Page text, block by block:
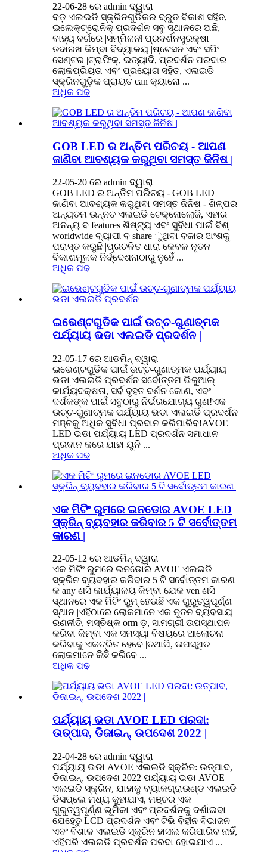
22-06-28 ରେ admin ଦ୍ୱାରା
ବଡ଼ ଏଲଇଡି ସ୍କ୍ରିନଗୁଡିକର ଦ୍ରୁତ ବିକାଶ ସହିତ,
ଇଲେକ୍ଟ୍ରୋନିକ୍ ପ୍ରଦର୍ଶନ ସବୁ ସ୍ଥାନରେ ଅଛି,
ବାହ୍ୟ ବର୍ଗରେ |ସମ୍ମିଳନୀ ପ୍ରଦର୍ଶନସୁରକ୍ଷା
ତଦାରଖ କିମ୍ବା ବିଦ୍ୟାଳୟ |ଷ୍ଟେସନ ଏବଂ ସପିଂ
ସେଣ୍ଟର |ଟ୍ରାଫିକ୍, ଇତ୍ୟାଦି, ପ୍ରଦର୍ଶନ ପରଦାର
ଲୋକପ୍ରିୟତା ଏବଂ ପ୍ରୟୋଗ ସହିତ, ଏଲଇଡି
ସ୍କ୍ରିନଗୁଡ଼ିକ ପ୍ରାୟତ can କ୍ୟାନୋ ...
ଅଧିକ ପଢ
GOB LED ର ଅନ୍ତିମ ପରିଚୟ - ଆପଣ
ଜାଣିବା ଆବଶ୍ୟକ କରୁଥିବା ସମସ୍ତ ଜିନିଷ |
22-05-20 ରେ admin ଦ୍ୱାରା
GOB LED ର ଅନ୍ତିମ ପରିଚୟ - GOB LED
ଜାଣିବା ଆବଶ୍ୟକ କରୁଥିବା ସମସ୍ତ ଜିନିଷ - ଶିଳ୍ପର
ଅନ୍ୟତମ ଉନ୍ନତ ଏଲଇଡି ଟେକ୍ନୋଲୋଜି, ଏହାର
ଅନନ୍ୟ ବ features ଶିଷ୍ଟ୍ୟ ଏବଂ ସୁବିଧା ପାଇଁ ବିଶ୍
worldwide ବ୍ୟାପୀ ବ share ୁଥିବା ବଜାର ଅଂଶକୁ
ପରାସ୍ତ କରୁଛି |ପ୍ରଚଳିତ ଧାରା କେବଳ ନୂତନ
ବିକାଶମୂଳକ ନିର୍ଦ୍ଦେଶନାଠାରୁ ନୁହେଁ ...
ଅଧିକ ପଢ
ଇଭେଣ୍ଟଗୁଡିକ ପାଇଁ ଉଚ୍ଚ-ଗୁଣାତ୍ମକ
ପର୍ଯ୍ୟାୟ ଭଡା ଏଲଇଡି ପ୍ରଦର୍ଶନ |
22-05-17 ରେ ଆଡମିନ୍ ଦ୍ୱାରା |
ଇଭେଣ୍ଟଗୁଡିକ ପାଇଁ ଉଚ୍ଚ-ଗୁଣାତ୍ମକ ପର୍ଯ୍ୟାୟ
ଭଡା ଏଲଇଡି ପ୍ରଦର୍ଶନ ସର୍ବୋତ୍ତମ ଭିଜୁଆଲ୍
କାର୍ଯ୍ୟଦକ୍ଷତା, ସର୍ବ ବୃହତ ଦର୍ଶନ କୋଣ, ଏବଂ
ଦର୍ଶକଙ୍କ ପାଇଁ ସବୁଠାରୁ ନିର୍ଭରଯୋଗ୍ୟ ଗୁଣ!ଏକ
ଉଚ୍ଚ-ଗୁଣାତ୍ମକ ପର୍ଯ୍ୟାୟ ଭଡା ଏଲଇଡି ପ୍ରଦର୍ଶନ
ମଞ୍ଚକୁ ଅଧିକ ସୁବିଧା ପ୍ରଦାନ କରିପାରିବ!AVOE
LED ଭଡା ପର୍ଯ୍ୟାୟ LED ପ୍ରଦର୍ଶନ ସମାଧାନ
ପ୍ରଦାନ କରେ ଯାହା ୟୁନି ...
ଅଧିକ ପଢ
ଏକ ମିଟିଂ ରୁମରେ ଇନଡୋର AVOE LED
ସ୍କ୍ରିନ୍ ବ୍ୟବହାର କରିବାର 5 ଟି ସର୍ବୋତ୍ତମ
କାରଣ |
22-05-12 ରେ ଆଡମିନ୍ ଦ୍ୱାରା |
ଏକ ମିଟିଂ ରୁମରେ ଇନଡୋର AVOE ଏଲଇଡି
ସ୍କ୍ରିନ ବ୍ୟବହାର କରିବାର 5 ଟି ସର୍ବୋତ୍ତମ କାରଣ
କ any ଣସି କାର୍ଯ୍ୟାଳୟ କିମ୍ବା ଯେକ ven ଣସି
ସ୍ଥାନରେ ଏକ ମିଟିଂ ରୁମ୍ ହେଉଛି ଏକ ଗୁରୁତ୍ୱପୂର୍ଣ୍ଣ
ସ୍ଥାନ |ଏହିଠାରେ ଲୋକମାନେ ଏକ ନୂତନ ବ୍ୟବସାୟ
ରଣନୀତି, ମସ୍ତିଷ୍କ orm ଡ଼, ସାମଗ୍ରୀ ଉପସ୍ଥାପନ
କରିବା କିମ୍ବା ଏକ ସମସ୍ୟା ବିଷୟରେ ଆଲୋଚନା
କରିବାକୁ ଏକତ୍ରିତ ହେବେ |ତଥାପି, ଉପସ୍ଥିତ
ଲୋକମାନେ କିଛି କରିବେ ...
ଅଧିକ ପଢ
ପର୍ଯ୍ୟାୟ ଭଡା AVOE LED ପରଦା:
ଉତ୍ପାଦ, ଡିଜାଇନ୍, ଉପଦେଶ 2022 |
22-04-28 ରେ admin ଦ୍ୱାରା
ପର୍ଯ୍ୟାୟ ଭଡା AVOE ଏଲଇଡି ସ୍କ୍ରିନ: ଉତ୍ପାଦ,
ଡିଜାଇନ୍, ଉପଦେଶ 2022 ପର୍ଯ୍ୟାୟ ଭଡା AVOE
ଏଲଇଡି ସ୍କ୍ରିନ, ଯାହାକୁ ବ୍ୟାକଗ୍ରାଉଣ୍ଡ ଏଲଇଡି
ଡିସପ୍ଲେ ମଧ୍ୟ କୁହାଯାଏ, ମଞ୍ଚର ଏକ
ଗୁରୁତ୍ୱପୂର୍ଣ୍ଣ ଭୂମିକା ଏବଂ ପ୍ରଦର୍ଶନକୁ ଦର୍ଶାଇବା |
ଯେହେତୁ LCD ପ୍ରଦର୍ଶନ ଏବଂ ଟିଭି ବିହୀନ ବିଭାଜନ
ଏବଂ ବିଶାଳ ଏଲଇଡି ସ୍କ୍ରିନ ହାସଲ କରିପାରିବ ନାହିଁ,
ଏହିପରି ଏଲଇଡି ପ୍ରଦର୍ଶନ ପରଦା ହୋଇଯାଏ ...